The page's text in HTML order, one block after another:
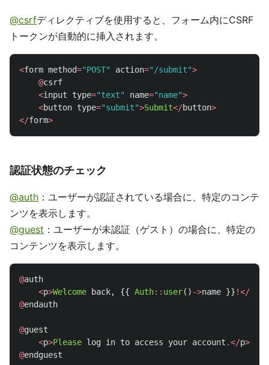
@csrfディレクティブを使用すると、フォーム内にCSRF
トークンが自動的に挿入されます。
<form method="POST" action="/submit">
@csrf
<input type="text" name="name">
<button type="submit">Submit</button>
</form>
認証状態のチェック
@auth ：ユーザーが認証されている場合に、特定のコンテ
ンツを表示します。
@guest ：ユーザーが未認証（ゲスト）の場合に、特定の
コンテンツを表示します。
@auth
<p>Welcome back, {{ Auth:: user() ->name }} !</
@endauth
@guest
<p>Please log in to access your account .</p>
@endguest